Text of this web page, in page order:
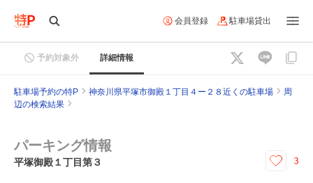
会員登録 駐車場貸出
予約対象外 詳細情報
駐車場予約の特P 神奈川県平塚市御殿１丁目４ー２８近くの駐車場
周
辺の検索結果
パーキング情報
平塚御殿１丁目第３ 3